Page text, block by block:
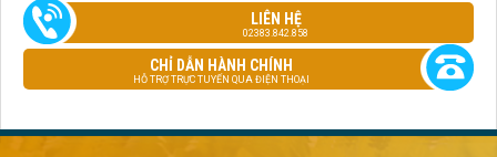
LIÊN HỆ
02383.842.858
CHỈ DẪN HÀNH CHÍNH
HỖ TRỢ TRỰC TUYẾN QUA ĐIỆN THOẠI